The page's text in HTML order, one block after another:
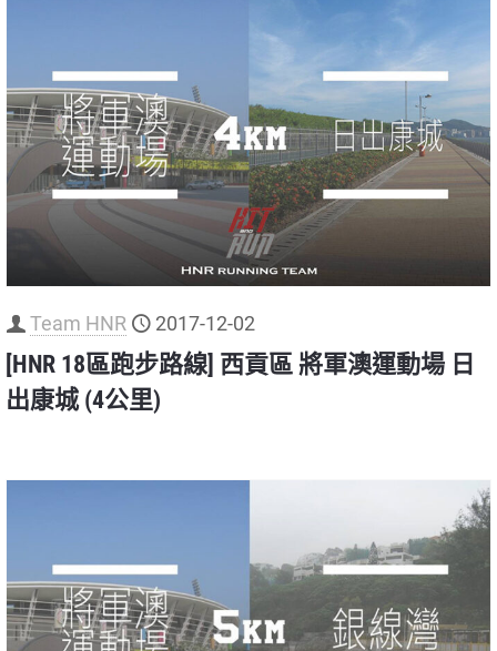
Team HNR 2017-12-02
[HNR 18區跑步路線] 西貢區 將軍澳運動場 日
出康城 (4公里)